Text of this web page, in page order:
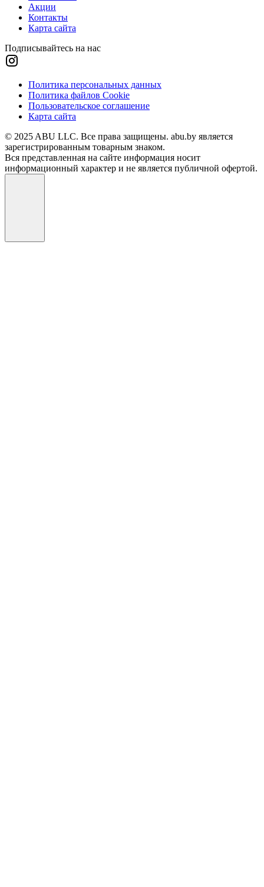
Акции
Контакты
Карта сайта
Подписывайтесь на нас
Политика персональных данных
Политика файлов Cookie
Пользовательское соглашение
Карта сайта
© 2025 ABU LLC. Все права защищены. abu.by является
зарегистрированным товарным знаком.
Вся представленная на сайте информация носит
информационный характер и не является публичной офертой.